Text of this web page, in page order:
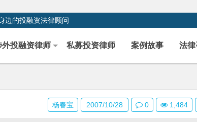
边的投融资法律顾问
外投融资律师 私募投资律师 案例故事 法
杨春宝 2007/10/28 0 1,484